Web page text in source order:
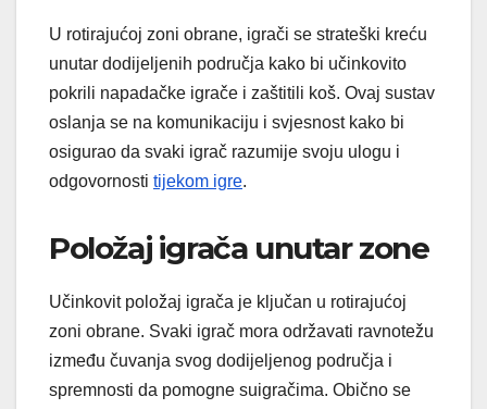
U rotirajućoj zoni obrane, igrači se strateški kreću
unutar dodijeljenih područja kako bi učinkovito
pokrili napadačke igrače i zaštitili koš. Ovaj sustav
oslanja se na komunikaciju i svjesnost kako bi
osigurao da svaki igrač razumije svoju ulogu i
odgovornosti tijekom igre.
Položaj igrača unutar zone
Učinkovit položaj igrača je ključan u rotirajućoj
zoni obrane. Svaki igrač mora održavati ravnotežu
između čuvanja svog dodijeljenog područja i
spremnosti da pomogne suigračima. Obično se